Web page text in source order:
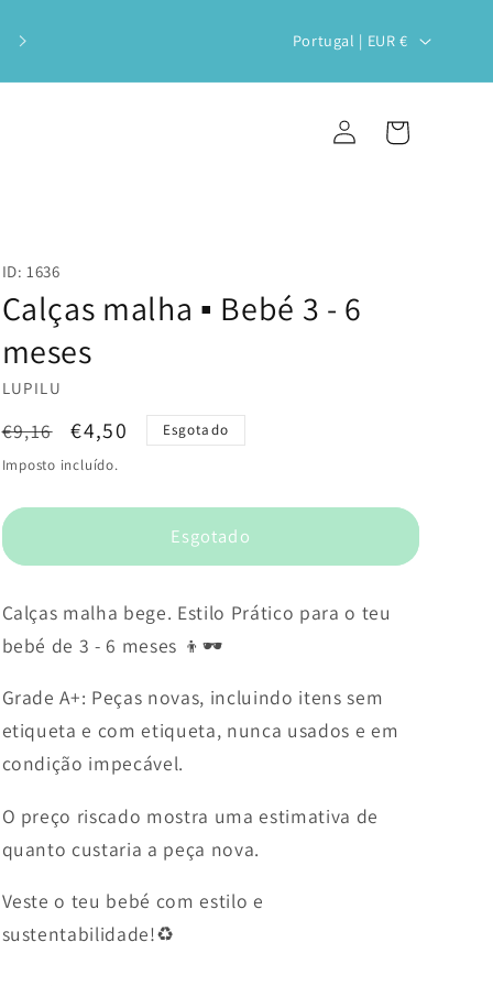
sustentabilidade!
P
a
g
i
Portugal | EUR €
Iniciar
sessão
Carrinho
ID: 1636
Calças malha ▪️ Bebé 3 - 6
meses
LUPILU
Preço
normal
€9,16
Preço
de
€4,50
Esgotado
Imposto incluído.
Esgotado
Calças malha bege. Estilo Prático para o teu
bebé de 3 - 6 meses 👦🕶️
Grade A+: Peças novas, incluindo itens sem
etiqueta e com etiqueta, nunca usados e em
condição impecável.
O preço riscado mostra uma estimativa de
quanto custaria a peça nova.
Veste o teu bebé com estilo e
sustentabilidade!♻️